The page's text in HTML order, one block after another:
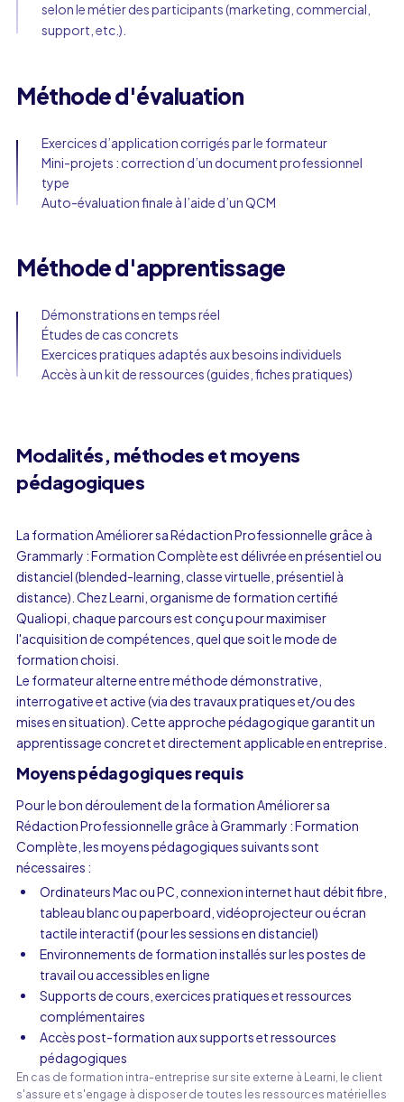
selon le métier des participants (marketing, commercial,
support, etc.).
Méthode d'évaluation
Exercices d’application corrigés par le formateur
Mini-projets : correction d’un document professionnel
type
Auto-évaluation finale à l’aide d’un QCM
Méthode d'apprentissage
Démonstrations en temps réel
Études de cas concrets
Exercices pratiques adaptés aux besoins individuels
Accès à un kit de ressources (guides, fiches pratiques)
Modalités, méthodes et moyens
pédagogiques
La formation Améliorer sa Rédaction Professionnelle grâce à
Grammarly : Formation Complète est délivrée en présentiel ou
distanciel (blended-learning, classe virtuelle, présentiel à
distance). Chez Learni, organisme de formation certifié
Qualiopi, chaque parcours est conçu pour maximiser
l'acquisition de compétences, quel que soit le mode de
formation choisi.
Le formateur alterne entre méthode démonstrative,
interrogative et active (via des travaux pratiques et/ou des
mises en situation). Cette approche pédagogique garantit un
apprentissage concret et directement applicable en entreprise.
Moyens pédagogiques requis
Pour le bon déroulement de la formation Améliorer sa
Rédaction Professionnelle grâce à Grammarly : Formation
Complète, les moyens pédagogiques suivants sont
nécessaires :
Ordinateurs Mac ou PC, connexion internet haut débit fibre,
tableau blanc ou paperboard, vidéoprojecteur ou écran
tactile interactif (pour les sessions en distanciel)
Environnements de formation installés sur les postes de
travail ou accessibles en ligne
Supports de cours, exercices pratiques et ressources
complémentaires
Accès post-formation aux supports et ressources
pédagogiques
En cas de formation intra-entreprise sur site externe à Learni, le client
s'assure et s'engage à disposer de toutes les ressources matérielles